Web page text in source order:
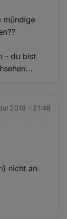
mündige
- du bist
2018 - 21:48
nicht an